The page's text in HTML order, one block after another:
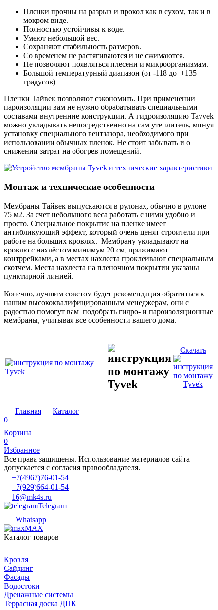
Пленки прочны на разрыв и прокол как в сухом, так и в
мокром виде.
Полностью устойчивы к воде.
Умеют небольшой вес.
Сохраняют стабильность размеров.
Со временем не растягиваются и не сжимаются.
Не позволяют появляться плесени и микроорганизмам.
Большой температурный диапазон (от -118 до +135
градусов)
Пленки Тайвек позволяют сэкономить. При применении
пароизоляции вам не нужно обрабатывать специальными
составами внутренние конструкции. А гидроизоляцию Tayvek
можно укладывать непосредственно на сам утеплитель, минуя
установку специального вентзазора, необходимого при
использовании обычных пленок. Не стоит забывать и о
снижении затрат на обогрев помещений.
Монтаж и технические особенности
Мембраны Тайвек выпускаются в рулонах, обычно в рулоне
75 м2. За счет небольшого веса работать с ними удобно и
просто. Специальное покрытие на пленке имеет
антибликующий эффект, который очень ценят строители при
работе на больших кровлях. Мембрану укладывают на
кровлю с нахлёстом минимум 20 см, прижимают
контррейками, а в местах нахлеста проклеивают специальным
скотчем. Места нахлеста на пленочном покрытии указаны
пунктирной линией.
Конечно, лучшим советом будет рекомендация обратиться к
нашим высококвалифицированным менеджерам, они с
радостью помогут вам подобрать гидро- и пароизоляционные
мембраны, учитывая все особенности вашего дома.
Скачать
Главная
Каталог
0
Корзина
0
Избранное
Все права защищены. Использование материалов сайта
допускается с согласия правообладателя.
+7(4967)76-01-54
+7(929)664-01-54
16@mk4s.ru
Telegram
Whatsapp
MAX
Каталог товаров
Кровля
Сайдинг
Фасады
Водостоки
Дренажные системы
Террасная доска ДПК